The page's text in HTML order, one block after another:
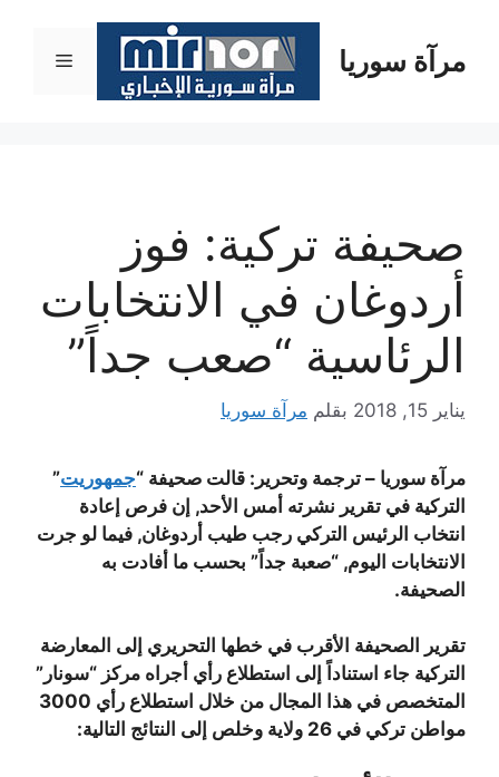
المحتوىمرآة سوريا القائمة
صحيفة تركية: فوز
أردوغان في الانتخابات
الرئاسية “صعب جداً”
يناير 15, 2018 بقلم مرآة سوريا
مرآة سوريا – ترجمة وتحرير: قالت صحيفة “جمهوريت”
التركية في تقرير نشرته أمس الأحد, إن فرص إعادة
انتخاب الرئيس التركي رجب طيب أردوغان, فيما لو جرت
الانتخابات اليوم, “صعبة جداً” بحسب ما أفادت به
الصحيفة.
تقرير الصحيفة الأقرب في خطها التحريري إلى المعارضة
التركية جاء استناداً إلى استطلاع رأي أجراه مركز “سونار”
المتخصص في هذا المجال من خلال استطلاع رأي 3000
مواطن تركي في 26 ولاية وخلص إلى النتائج التالية: